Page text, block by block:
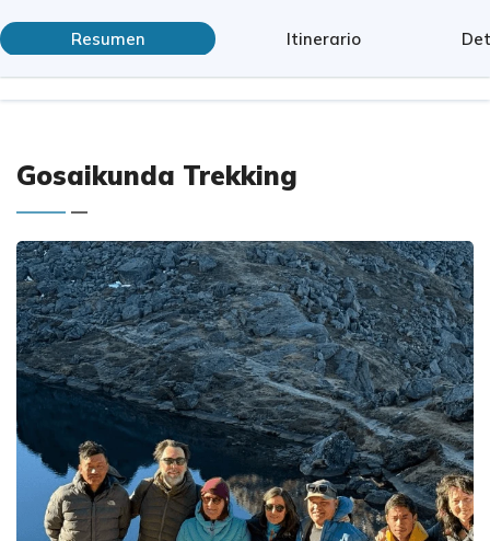
Resumen Itinerario
Gosaikunda Trekking